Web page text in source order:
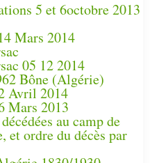
5 et 6octobre 2013
Mars 2014
05 12 2014
Bône (Algérie)
Avril 2014
Mars 2013
au camp de
et ordre du décès par